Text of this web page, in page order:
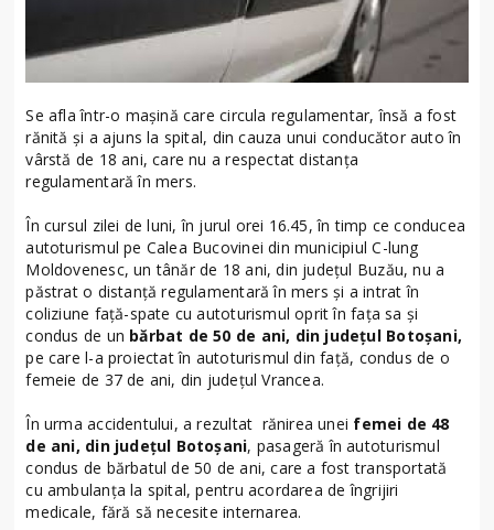
Se afla într-o mașină care circula regulamentar, însă a fost
rănită și a ajuns la spital, din cauza unui conducător auto în
vârstă de 18 ani, care nu a respectat distanța
regulamentară în mers.
În cursul zilei de luni, în jurul orei 16.45, în timp ce conducea
autoturismul pe Calea Bucovinei din municipiul C-lung
Moldovenesc, un tânăr de 18 ani, din județul Buzău, nu a
păstrat o distanță regulamentară în mers și a intrat în
coliziune față-spate cu autoturismul oprit în fața sa și
condus de un bărbat de 50 de ani, din județul Botoșani,
pe care l-a proiectat în autoturismul din față, condus de o
femeie de 37 de ani, din județul Vrancea.
În urma accidentului, a rezultat rănirea unei femei de 48
de ani, din județul Botoșani, pasageră în autoturismul
condus de bărbatul de 50 de ani, care a fost transportată
cu ambulanța la spital, pentru acordarea de îngrijiri
medicale, fără să necesite internarea.